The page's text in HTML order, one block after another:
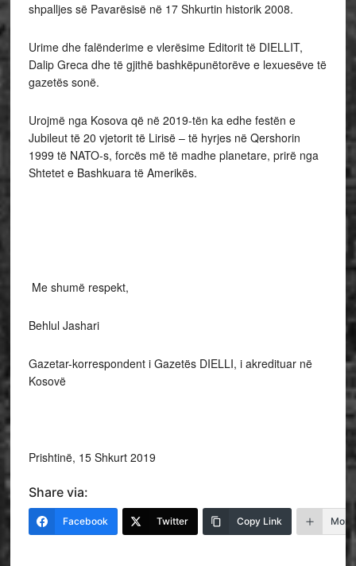
shpalljes së Pavarësisë në 17 Shkurtin historik 2008.
Urime dhe falënderime e vlerësime Editorit të DIELLIT,
Dalip Greca dhe të gjithë bashkëpunëtorëve e lexuesëve të
gazetës sonë.
Urojmë nga Kosova që në 2019-tën ka edhe festën e
Jubileut të 20 vjetorit të Lirisë – të hyrjes në Qershorin
1999 të NATO-s, forcës më të madhe planetare, prirë nga
Shtetet e Bashkuara të Amerikës.
Me shumë respekt,
Behlul Jashari
Gazetar-korrespondent i Gazetës DIELLI, i akredituar në
Kosovë
Prishtinë, 15 Shkurt 2019
Share via:
Facebook Twitter Copy Link More